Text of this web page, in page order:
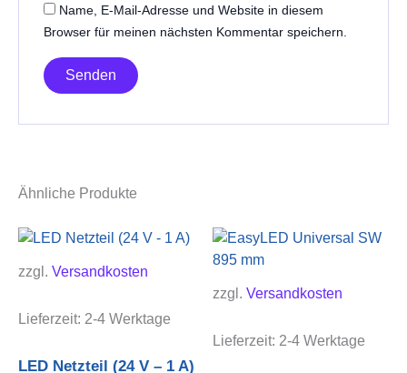
Name, E-Mail-Adresse und Website in diesem
Browser für meinen nächsten Kommentar speichern.
Ähnliche Produkte
zzgl. Versandkosten
Lieferzeit: 2-4 Werktage
LED Netzteil (24 V – 1 A)
zzgl. Versandkosten
Lieferzeit: 2-4 Werktage